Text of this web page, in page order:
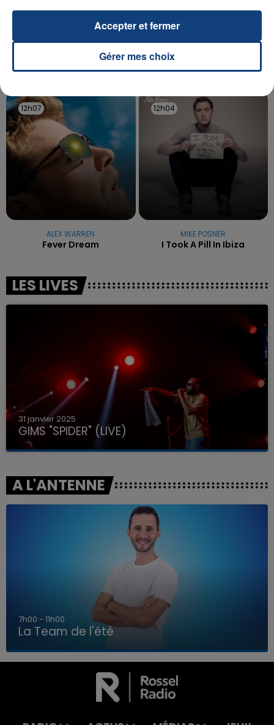
LA TEAM DE L'ÉTÉ
La famille a porté plainte contre la clinique qui a
reconnu sa responsabilité et présenté ses
TITRES DIFFUSÉS
12h07
12h07
ALEX WARREN
Fever Dream
12h04
12h04
MIKE POSNER
I Took A Pill In Ibiza
LES LIVES
31 janvier 2025
GIMS "SPIDER" (LIVE)
A L'ANTENNE
7h00 - 11h00
La Team de l'été
Gérer mes choix
Accepter et fermer